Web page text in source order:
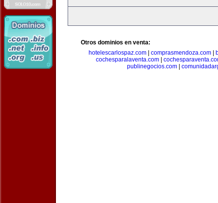
Otros dominios en venta:
hotelescarlospaz.com| comprasmendoza.com|
cochesparalaventa.com
publinegocios.com|